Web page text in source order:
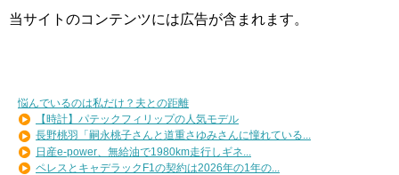
当サイトのコンテンツには広告が含まれます。
悩んでいるのは私だけ？夫との距離
【時計】パテックフィリップの人気モデル
長野桃羽「嗣永桃子さんと道重さゆみさんに憧れている...
日産e-power、無給油で1980km走行しギネ...
ペレスとキャデラックF1の契約は2026年の1年の...